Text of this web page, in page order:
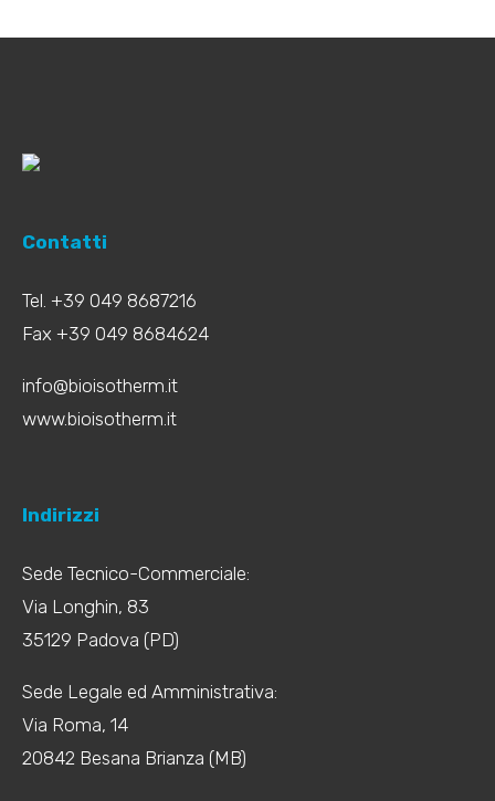
Contatti
Tel. +39 049 8687216
Fax +39 049 8684624
info@bioisotherm.it
www.bioisotherm.it
Indirizzi
Sede Tecnico-Commerciale:
Via Longhin, 83
35129 Padova (PD)
Sede Legale ed Amministrativa:
Via Roma, 14
20842 Besana Brianza (MB)